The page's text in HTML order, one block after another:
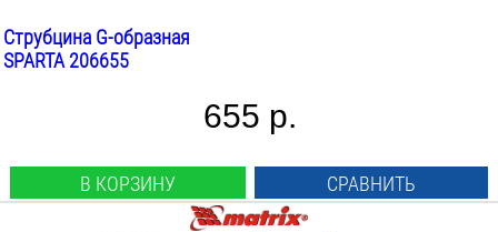
Струбцина G-образная
SPARTA 206655
655 р.
В КОРЗИНУ СРАВНИТЬ